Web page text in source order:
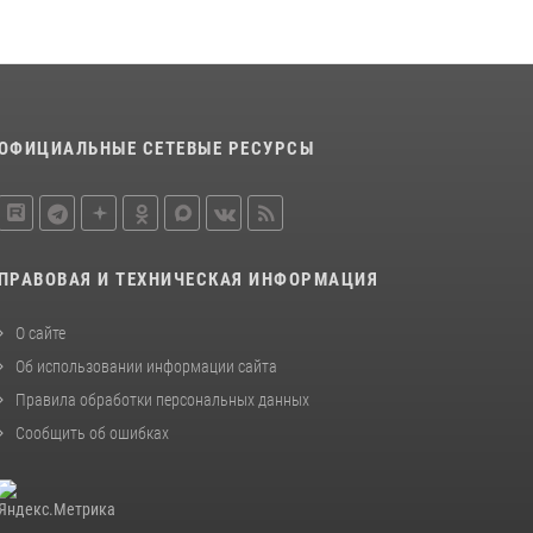
с вооружением и техникой Росгвардии
Начальник Управления Росгвардии по
55-й Всероссийский Лермонтовский праздник
поэзии в «Тарханах»
СЕТЕВЫЕ РЕСУРСЫ
ПРАВОВАЯ И ТЕХНИЧЕСКАЯ ИНФОРМАЦИЯ
О сайте
Об использовании информации сайта
Правила обработки персональных данных
Сообщить об ошибках